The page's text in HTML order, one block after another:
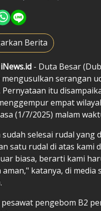
Berita
- Duta Besar
mengusulkan serangan
Pernyataan itu
empat
(1/7/2025) malam
sudah selesai rudal
satu rudal di atas kami
biasa, berarti kami
aman," katanya, di
pengebom B2